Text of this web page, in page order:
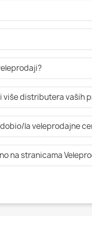
više distributera vaših
la veleprodajne
na stranicama